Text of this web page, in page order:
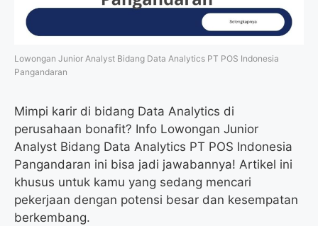
Lowongan Junior Analyst Bidang Data Analytics PT POS Indonesia
Pangandaran
Mimpi karir di bidang Data Analytics di
perusahaan bonafit? Info Lowongan Junior
Analyst Bidang Data Analytics PT POS Indonesia
Pangandaran ini bisa jadi jawabannya! Artikel ini
khusus untuk kamu yang sedang mencari
pekerjaan dengan potensi besar dan kesempatan
berkembang.